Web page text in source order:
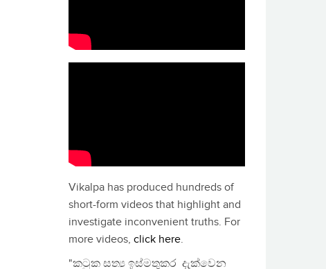
Vikalpa has produced hundreds of
short-form videos that highlight and
investigate inconvenient truths. For
more videos, click here.
"කටුක සත්‍ය ඉස්මතුකර දැක්වෙන